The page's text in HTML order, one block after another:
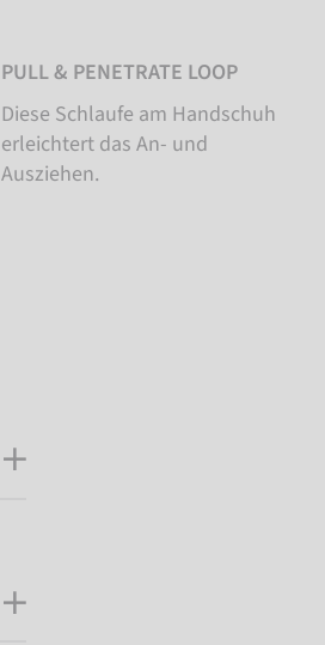
PULL & PENETRATE LOOP
Diese Schlaufe am Handschuh
erleichtert das An- und
Ausziehen.